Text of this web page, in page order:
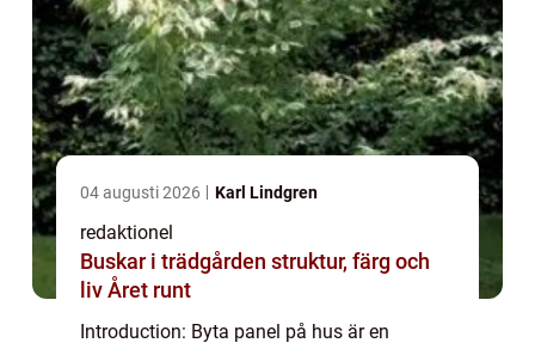
04 augusti 2026 Karl Lindgren
redaktionel
Buskar i trädgården struktur, färg och
liv Året runt
Introduction: Byta panel på hus är en